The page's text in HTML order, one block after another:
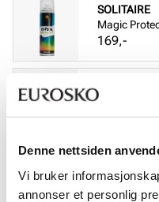
Denne nettsiden
Vi bruker
annonser et personlig
SOLITAIRE
Magic
Pris
169,-
Suede &
99,-
SOLITAIRE
Combi
Pris
99,-